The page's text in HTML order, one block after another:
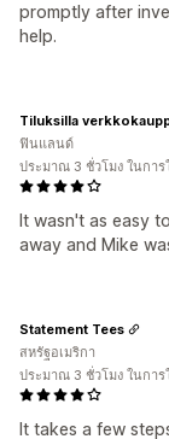
promptly after
help.
It wasn't as easy
away and Mike
Tiluksilla
ฟินแลนด์
ประมาณ 3 ชั่วโมง ในการ
It takes a few
Statement Tees
สหรัฐอเมริกา
ประมาณ 3 ชั่วโมง ในการ